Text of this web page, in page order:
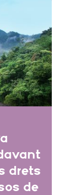
drets
de